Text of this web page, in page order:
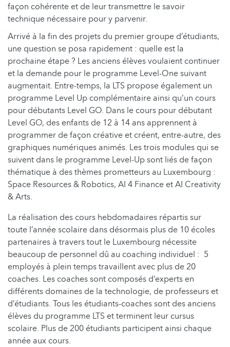
façon cohérente et de leur transmettre le savoir
technique nécessaire pour y parvenir.
Arrivé à la fin des projets du premier groupe d’étudiants,
une question se posa rapidement : quelle est la
prochaine étape ? Les anciens élèves voulaient continuer
et la demande pour le programme Level-One suivant
augmentait. Entre-temps, la LTS propose également un
programme Level Up complémentaire ainsi qu’un cours
pour débutants Level GO. Dans le cours pour débutant
Level GO, des enfants de 12 à 14 ans apprennent à
programmer de façon créative et créent, entre-autre, des
graphiques numériques animés. Les trois modules qui se
suivent dans le programme Level-Up sont liés de façon
thématique à des thèmes prometteurs au Luxembourg :
Space Resources & Robotics, AI 4 Finance et AI Creativity
& Arts.
La réalisation des cours hebdomadaires répartis sur
toute l’année scolaire dans désormais plus de 10 écoles
partenaires à travers tout le Luxembourg nécessite
beaucoup de personnel dû au coaching individuel : 5
employés à plein temps travaillent avec plus de 20
coaches. Les coaches sont composés d’experts en
différents domaines de la technologie, de professeurs et
d’étudiants. Tous les étudiants-coaches sont des anciens
élèves du programme LTS et terminent leur cursus
scolaire. Plus de 200 étudiants participent ainsi chaque
année aux cours.